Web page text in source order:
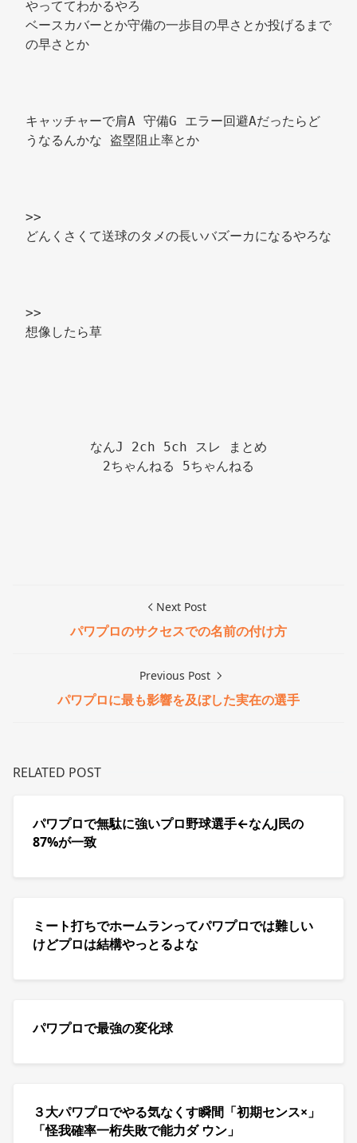
やっててわかるやろ
ベースカバーとか守備の一歩目の早さとか投げるまで
の早さとか
キャッチャーで肩A 守備G エラー回避Aだったらど
うなるんかな 盗塁阻止率とか
>>
>>
想像したら草
なんJ 2ch 5ch スレ まとめ
2ちゃんねる 5ちゃんねる
Next Post
パワプロのサクセスでの名前の付け方
Previous Post
パワプロに最も影響を及ぼした実在の選手
RELATED POST
パワプロで無駄に強いプロ野球選手←なんJ民の
87%が一致
ミート打ちでホームランってパワプロでは難しい
けどプロは結構やっとるよな
パワプロで最強の変化球
３大パワプロでやる気なくす瞬間「初期センス×」
「怪我確率一桁失敗で能力ダ ウン」